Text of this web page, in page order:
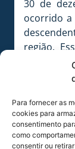
Para fornecer as
cookies para
consentimento
como
consentir ou
30 de
ocorrido a
região.
composta
ERRATA:
município
pelo clube.